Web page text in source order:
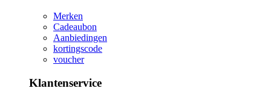
Merken
Cadeaubon
Aanbiedingen
kortingscode
voucher
Klantenservice